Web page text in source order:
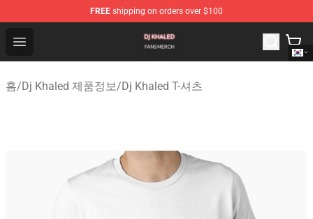
FREE shipping on orders over $100
Open menu
Dj Khaled Shop - Official Dj Khaled Merchandise Store
홈/Dj Khaled 제품정보/Dj Khaled T-셔츠